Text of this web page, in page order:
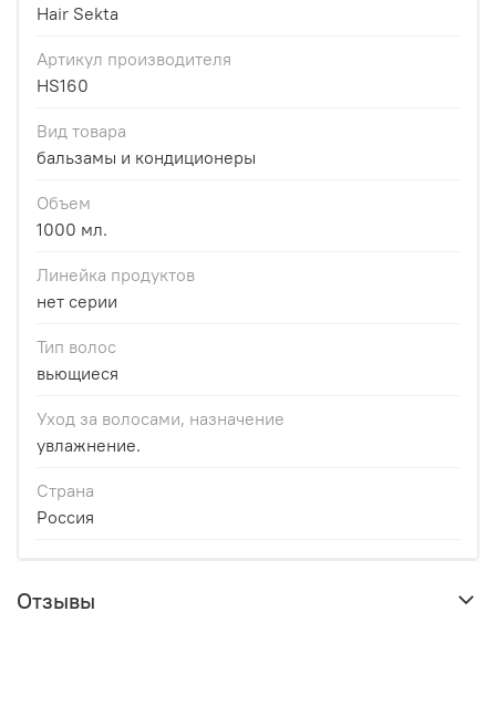
Hair Sekta
Артикул производителя
HS160
Вид товара
бальзамы и кондиционеры
Объем
1000 мл.
Линейка продуктов
нет серии
Тип волос
вьющиеся
Уход за волосами, назначение
увлажнение.
Страна
Россия
Отзывы